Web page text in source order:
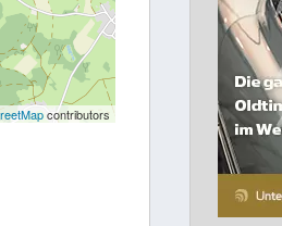
contributors